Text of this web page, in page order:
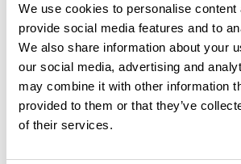
We use cookies to personalise content
provide social media features and to
We also share information about your
our social media, advertising and
may combine it with other information
provided to them or that they’ve
of their services.
Ajouter un avis
Découvrez ce parcours de vélo de 3,2 km